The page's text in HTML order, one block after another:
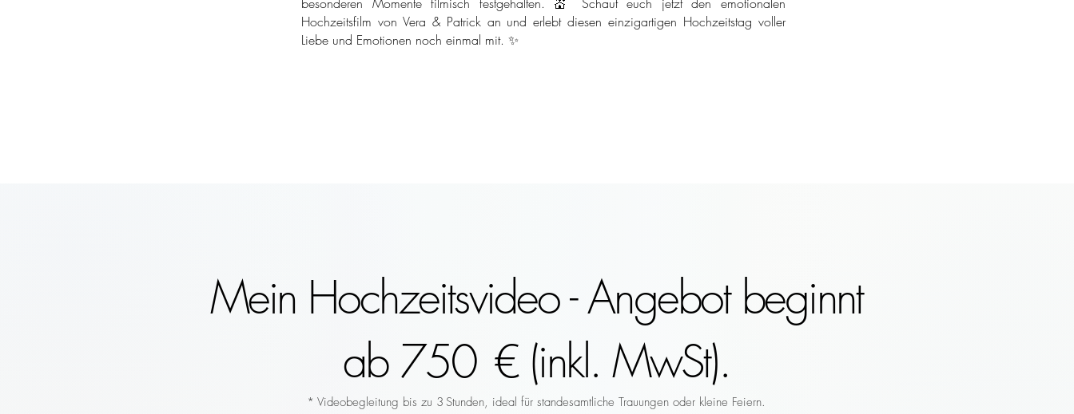
Hochzeitsfilm von Vera & Patrick an und erlebt diesen einzigartigen Hochzeitstag voller
Liebe und Emotionen noch einmal mit. ✨
Mein Hochzeitsvideo - Angebot beginnt
ab 750 € (inkl. MwSt).
* Videobegleitung bis zu 3 Stunden, ideal für standesamtliche Trauungen oder kleine Feiern.